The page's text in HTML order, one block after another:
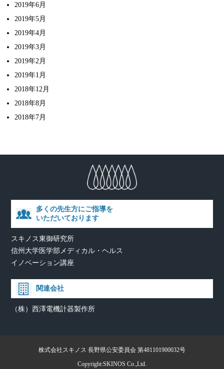
2019年6月
2019年5月
2019年4月
2019年3月
2019年2月
2019年1月
2018年12月
2018年8月
2018年7月
多くの先生方にご指導を
いただいております
スキノス東御研究所
信州大学医学部メディカル・ヘルス
イノベーション講座
関連会社
（株）西澤電機計器製作所
株式会社スキノス 長野県公安委員会 第481101900032号
Copyright:SKINOS Co.,Ltd.